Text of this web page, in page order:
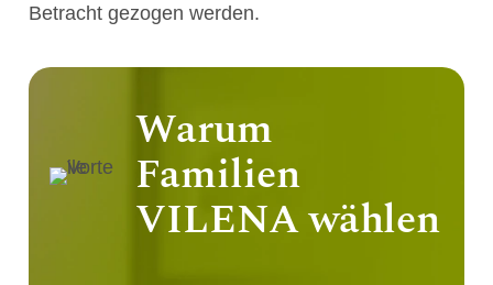
Betracht gezogen werden.
Warum
Familien
VILENA wählen